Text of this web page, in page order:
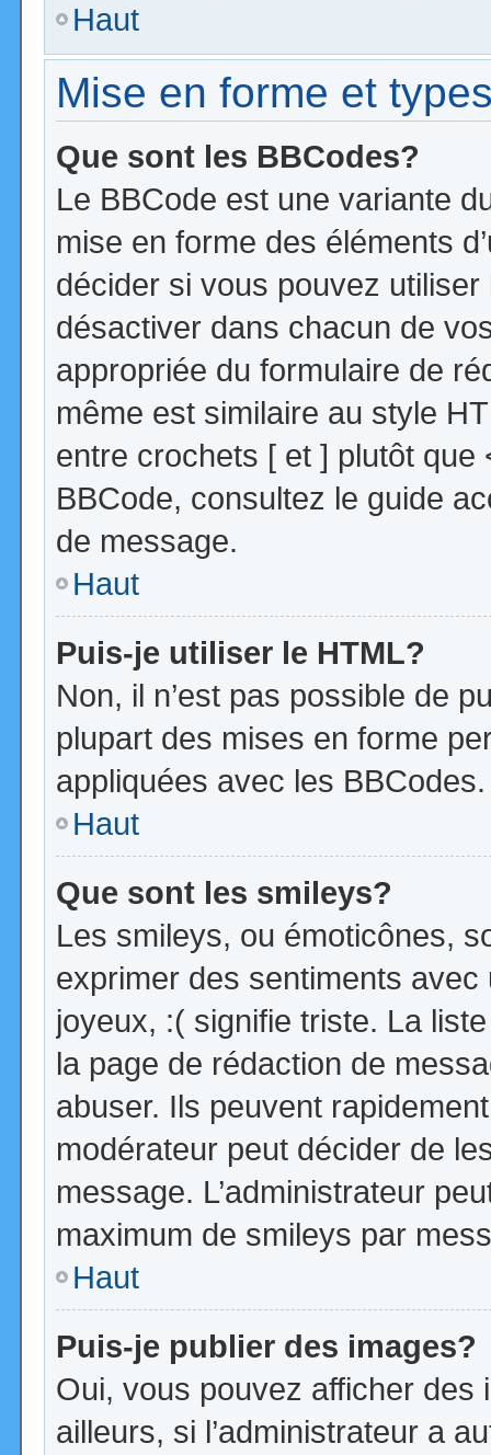
Haut
Mise en forme et
Que sont les BBCodes?
Le BBCode est une variante
mise en forme des éléments
décider si vous pouvez
désactiver dans chacun de
appropriée du formulaire de
même est similaire au style
entre crochets [ et ] plutôt que
BBCode, consultez le guide
de message.
Haut
Puis-je utiliser le HTML?
Non, il n’est pas possible de
plupart des mises en forme
appliquées avec les BBCodes.
Haut
Que sont les smileys?
Les smileys, ou émoticônes,
exprimer des sentiments
joyeux, :( signifie triste. La
la page de rédaction de
abuser. Ils peuvent
modérateur peut décider de
message. L’administrateur
maximum de smileys par
Haut
Puis-je publier des images?
Oui, vous pouvez afficher
ailleurs, si l’administrateur a